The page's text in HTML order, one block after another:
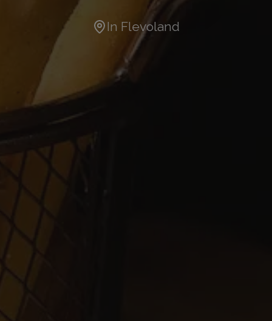
In Flevoland